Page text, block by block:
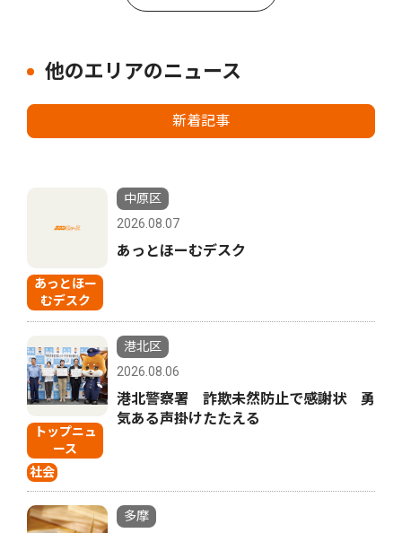
他のエリアのニュース
新着記事
あっとほー
むデスク
中原区
2026.08.07
あっとほーむデスク
トップニュ
ース
社会
港北区
2026.08.06
港北警察署 詐欺未然防止で感謝状 勇
気ある声掛けたたえる
多摩